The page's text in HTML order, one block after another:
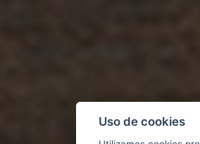
Uso de cookies